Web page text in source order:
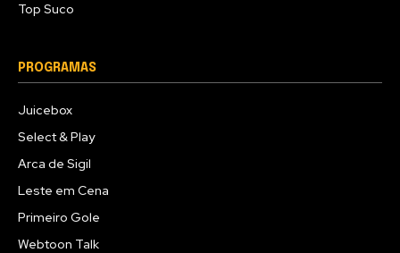
Top Suco
PROGRAMAS
Juicebox
Select & Play
Arca de Sigil
Leste em Cena
Primeiro Gole
Webtoon Talk